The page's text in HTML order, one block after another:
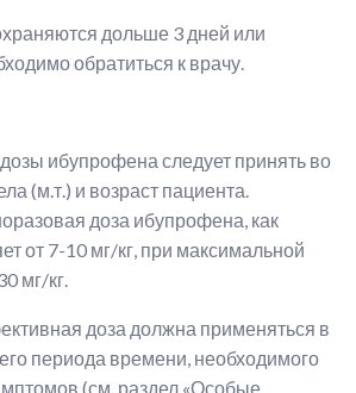
дольше 3 дней или
обратиться к врачу.
ибупрофена следует принять во
(м.т.) и возраст пациента.
доза ибупрофена, как
от 7-10 мг/кг, при максимальной
мг/кг.
доза должна применяться в
периода времени, необходимого
(см. раздел «Особые